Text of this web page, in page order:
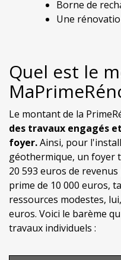
Borne de
Une
Quel est le
Le montant de la
des travaux engagés
foyer.Ainsi, pour
géothermique, un foyer
20 593 euros de
prime de 10 000 euros,
ressources modestes,
euros. Voici le barème
travaux individuels :